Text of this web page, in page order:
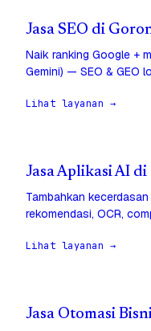
Jasa SEO di
Naik ranking Google +
Gemini) — SEO & GEO
Lihat layanan →
Jasa Aplikasi AI
Tambahkan
rekomendasi, OCR,
Lihat layanan →
Jasa Otomasi